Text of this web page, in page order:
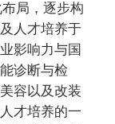
局，逐步构
人才培养于
影响力与国
诊断与检
容以及改装
才培养的一